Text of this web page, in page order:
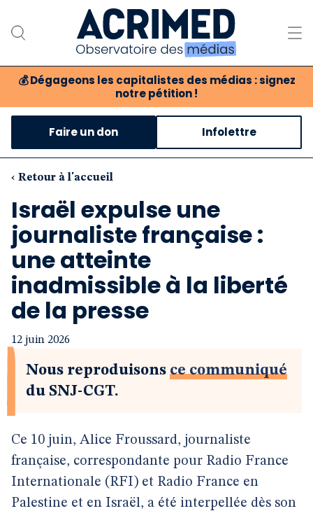
💰 Dégageons les capitalistes des médias : signez
notre pétition !
Notre association
Notre critique des médias
Nos propositions
Notre revue
Boutique
Faire un don Infolettre
‹ Retour à l'accueil
Israël expulse une
journaliste française :
une atteinte
inadmissible à la liberté
de la presse
12 juin 2026
Nous reproduisons ce communiqué
du SNJ-CGT.
Ce 10 juin, Alice Froussard, journaliste
française, correspondante pour Radio France
Internationale (RFI) et Radio France en
Palestine et en Israël, a été interpellée dès son